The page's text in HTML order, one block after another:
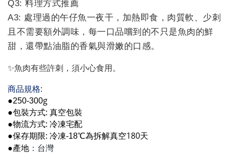
Q3: 料理方式推薦
A3: 處理過的午仔魚一夜干，加熱即食，肉質軟、少刺
且不需要額外調味，每一口品嚐到的不只是魚肉的鮮
甜，還帶點油脂的香氣與滑嫩的口感。
✨魚肉有些許刺，須小心食用。
商品規格:
●250-300g
●包裝方式: 真空包裝
●物流方式: 冷凍宅配
●保存期限: 冷凍-18℃為拆解真空180天
●產地 ：台灣